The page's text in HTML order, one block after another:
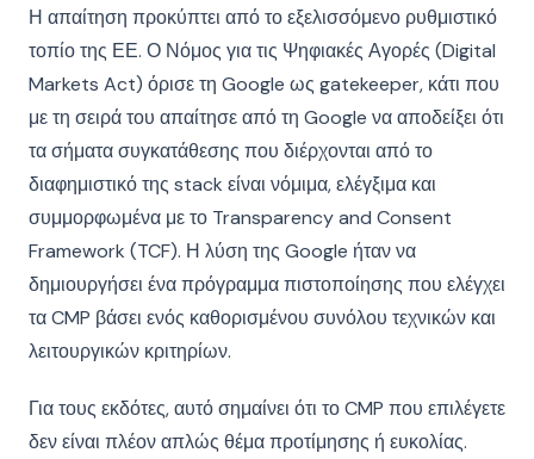
Η απαίτηση προκύπτει από το εξελισσόμενο ρυθμιστικό
τοπίο της ΕΕ. Ο Νόμος για τις Ψηφιακές Αγορές (Digital
Markets Act) όρισε τη Google ως gatekeeper, κάτι που
με τη σειρά του απαίτησε από τη Google να αποδείξει ότι
τα σήματα συγκατάθεσης που διέρχονται από το
διαφημιστικό της stack είναι νόμιμα, ελέγξιμα και
συμμορφωμένα με το Transparency and Consent
Framework (TCF). Η λύση της Google ήταν να
δημιουργήσει ένα πρόγραμμα πιστοποίησης που ελέγχει
τα CMP βάσει ενός καθορισμένου συνόλου τεχνικών και
λειτουργικών κριτηρίων.
Για τους εκδότες, αυτό σημαίνει ότι το CMP που επιλέγετε
δεν είναι πλέον απλώς θέμα προτίμησης ή ευκολίας.